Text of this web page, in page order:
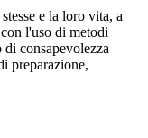
e la loro vita, a
l'uso di metodi
consapevolezza
preparazione,